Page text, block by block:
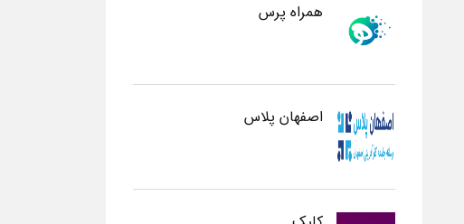
همراه پرس
اصفهان پلاس